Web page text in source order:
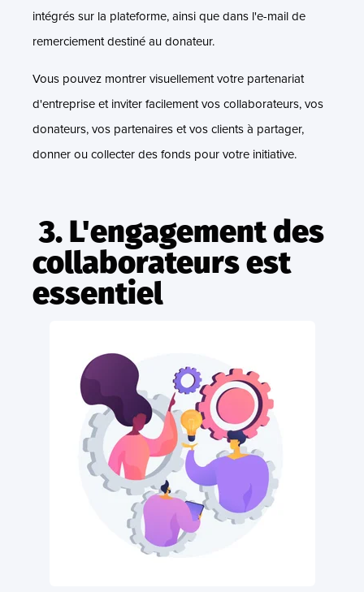
intégrés sur la plateforme, ainsi que dans l'e-mail de
remerciement destiné au donateur.
Vous pouvez montrer visuellement votre partenariat
d'entreprise et inviter facilement vos collaborateurs, vos
donateurs, vos partenaires et vos clients à partager,
donner ou collecter des fonds pour votre initiative.
3. L'engagement des
collaborateurs est
essentiel